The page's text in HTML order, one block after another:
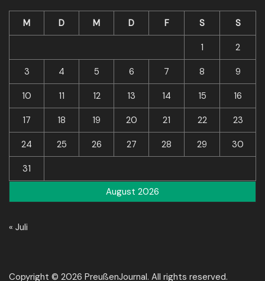
August 2026
M D M D F S S
1 2
3 4 5 6 7 8 9
10 11 12 13 14 15 16
17 18 19 20 21 22 23
24 25 26 27 28 29 30
31
« Juli
Copyright © 2026 PreußenJournal. All rights reserved.